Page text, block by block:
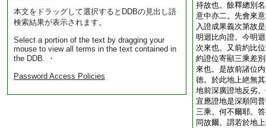
本文をドラッグして選択するとDDBの見出し語
検索結果が表示されます。
Select a portion of the text by dragging your
mouse to view all terms in the text contained in
the DDB. ・
Password Access Policies
持故也。餘釋總別
意中亦二。先會來
入證成果義次第故
明迴比向證。今明
次來也。又前約比
約證位寄顯三乘差
來也。是故前諸位
徳。於此地上絶無
地前深廣證地反劣
宜應證地是深順同
三乘。何不爾耶。
同故爾。謂若於地